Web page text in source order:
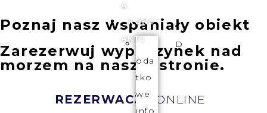
A
KONT
AKT
D
oda
tko
we
info
Poznaj nasz wspaniały obiekt
Zarezerwuj wypoczynek nad
morzem na naszej stronie.
REZERWACJA ONLINE